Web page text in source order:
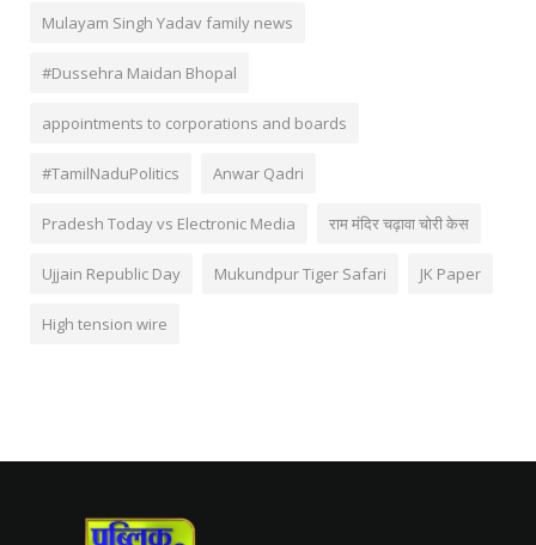
Mulayam Singh Yadav family news
#Dussehra Maidan Bhopal
appointments to corporations and boards
#TamilNaduPolitics Anwar Qadri
Pradesh Today vs Electronic Media राम मंदिर चढ़ावा चोरी केस
Ujjain Republic Day Mukundpur Tiger Safari JK Paper
High tension wire